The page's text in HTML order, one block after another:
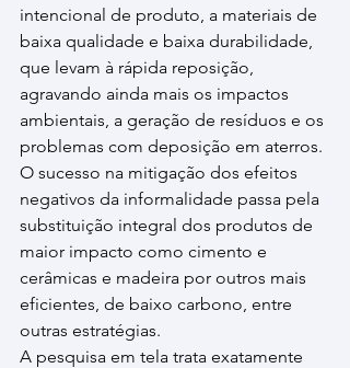
intencional de produto, a materiais de
baixa qualidade e baixa durabilidade,
que levam à rápida reposição,
agravando ainda mais os impactos
ambientais, a geração de resíduos e os
problemas com deposição em aterros.
O sucesso na mitigação dos efeitos
negativos da informalidade passa pela
substituição integral dos produtos de
maior impacto como cimento e
cerâmicas e madeira por outros mais
eficientes, de baixo carbono, entre
outras estratégias.
A pesquisa em tela trata exatamente